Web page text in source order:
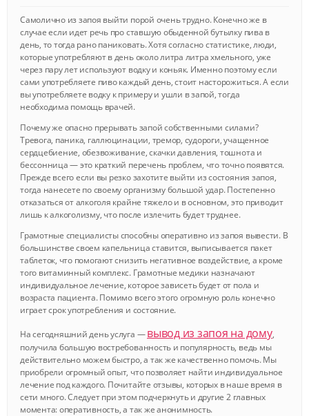
Самолично из запоя выйти порой очень трудно. Конечно же в
случае если идет речь про ставшую обыденной бутылку пива в
день, то тогда рано паниковать. Хотя согласно статистике, люди,
которые употребляют в день около литра литра хмельного, уже
через пару лет используют водку и коньяк. Именно поэтому если
сами употребляете пиво каждый день, стоит насторожиться. А если
вы употребляете водку к примеру и ушли в запой, тогда
необходима помощь врачей.
Почему же опасно прерывать запой собственными силами?
Тревога, паника, галлюцинации, тремор, судороги, учащенное
сердцебиение, обезвоживание, скачки давления, тошнота и
бессонница — это краткий перечень проблем, что точно появятся.
Прежде всего если вы резко захотите выйти из состояния запоя,
тогда нанесете по своему организму большой удар. Постепенно
отказаться от алкоголя крайне тяжело и в основном, это приводит
лишь к алкоголизму, что после излечить будет труднее.
Грамотные специалисты способны оперативно из запоя вывести. В
большинстве своем капельница ставится, выписывается пакет
таблеток, что помогают снизить негативное воздействие, а кроме
того витаминный комплекс. Грамотные медики назначают
индивидуальное лечение, которое зависеть будет от пола и
возраста пациента. Помимо всего этого огромную роль конечно
играет срок употребления и состояние.
На сегодняшний день услуга —вывод из запоя на дому,
получила большую востребованность и популярность, ведь мы
действительно можем быстро, а так же качественно помочь. Мы
приобрели огромный опыт, что позволяет найти индивидуальное
лечение под каждого. Почитайте отзывы, которых в наше время в
сети много. Следует при этом подчеркнуть и другие 2 главных
момента: оперативность, а так же анонимность.